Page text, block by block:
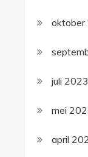
oktober
juli 2023
mei
april